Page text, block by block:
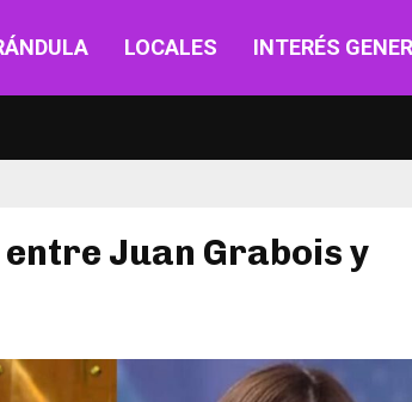
LOCALES INTERÉS
Juan Grabois y